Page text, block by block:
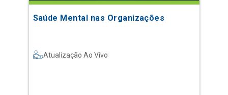
Saúde Mental nas Organizações
Atualização Ao Vivo